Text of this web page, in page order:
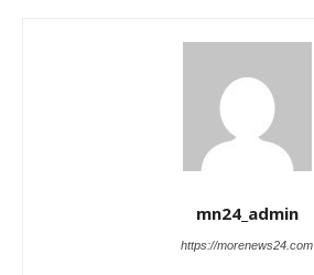
mn24_admin
https://morenews24.com